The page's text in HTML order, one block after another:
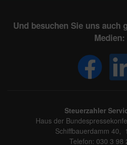
Und besuchen Sie uns auch
Medien:
Steuerzahler
Haus der
Schiffbauerdamm 40,
Telefon: 030 3 98